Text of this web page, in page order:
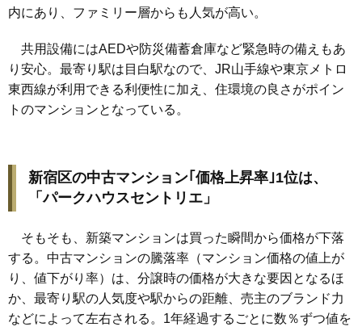
内にあり、ファミリー層からも人気が高い。
共用設備にはAEDや防災備蓄倉庫など緊急時の備えもあ
り安心。最寄り駅は目白駅なので、JR山手線や東京メトロ
東西線が利用できる利便性に加え、住環境の良さがポイン
トのマンションとなっている。
新宿区の中古マンション｢価格上昇率｣1位は、
「パークハウスセントリエ」
そもそも、新築マンションは買った瞬間から価格が下落
する。中古マンションの騰落率（マンション価格の値上が
り、値下がり率）は、分譲時の価格が大きな要因となるほ
か、最寄り駅の人気度や駅からの距離、売主のブランド力
などによって左右される。1年経過するごとに数％ずつ値を